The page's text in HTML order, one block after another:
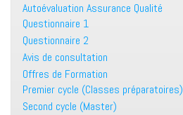
Autoévaluation Assurance Qualité
Questionnaire 1
Questionnaire 2
Avis de consultation
Offres de Formation
Premier cycle (Classes préparatoires)
Second cycle (Master)